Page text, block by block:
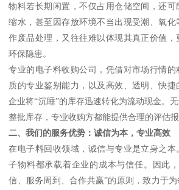
物料若长期闲置，不仅占用仓储空间，还
缩水，甚至因存放环境不当出现受潮、氧化
作废品处理，又往往难以体现其真正价值
环保隐患。
专业的电子料收购公司，凭借对市场行情
质的专业鉴别能力，以及高效、透明、快
企业将“沉睡”的库存迅速转化为流动现金。
整批库存，专业收购方都能提供合理的评估报
二、我们的服务优势：诚信为本，专业高效
在电子料回收领域，诚信与专业是立身之
子物料都承载着企业的成本与信任。因此
信、服务周到、合作共赢”的原则，致力于为